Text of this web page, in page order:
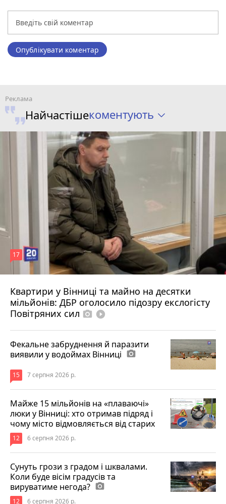
Опублікувати коментар
Найчастішекоментують
Квартири у Вінниці та майно на десятки
мільйонів: ДБР оголосило підозру екслогісту
Повітряних сил photo_camera play_circle_filled
17
6 серпня 2026 р.
Фекальне забруднення й паразити
виявили у водоймах Вінниці photo_camera
15 7 серпня 2026 р.
Майже 15 мільйонів на «плаваючі»
люки у Вінниці: хто отримав підряд і
чому місто відмовляється від старих
12 6 серпня 2026 р.
Сунуть грози з градом і шквалами.
Коли буде вісім градусів та
вируватиме негода? photo_camera
12 6 серпня 2026 р.